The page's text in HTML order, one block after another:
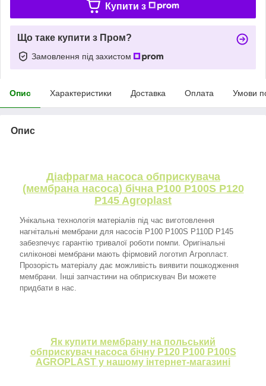
Купити з
Що таке купити з Пром?
Замовлення під захистом
Опис Характеристики Доставка Оплата Умови
Опис
Діафрагма насоса обприскувача
(мембрана насоса) бічна P100 P100S P120
P145 Agroplast
Унікальна технологія матеріалів під час виготовлення
нагнітальні мембрани для насосів P100 P100S P110D P145
забезпечує гарантію тривалої роботи помпи. Оригінальні
силіконові мембрани мають фірмовий логотип Агропласт.
Прозорість матеріалу дає можливість виявити пошкодження
мембрани. Інші запчастини на обприскувач Ви можете
придбати в нас.
Як купити мембрану на польський
обприскувач насоса бічну P120 P100 P100S
AGROPLAST у нашому інтернет-магазині